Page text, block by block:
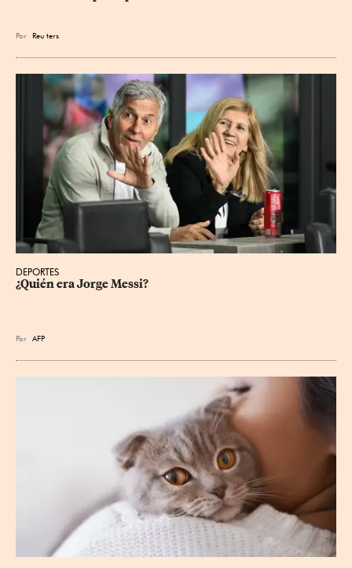
Por Reu ters
DEPORTES
¿Quién era Jorge Messi?
Por AFP